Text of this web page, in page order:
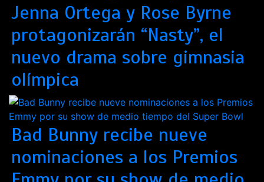
Jenna Ortega y Rose Byrne
protagonizarán “Nasty”, el
nuevo drama sobre gimnasia
olímpica
Bad Bunny recibe nueve
nominaciones a los Premios